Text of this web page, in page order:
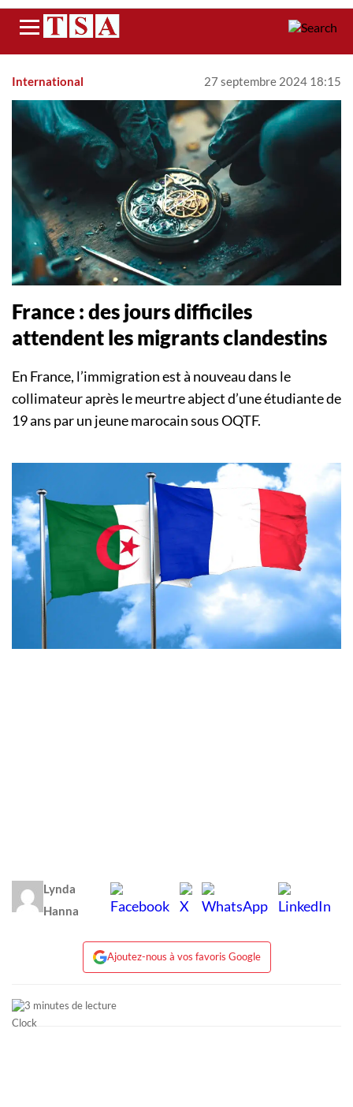
Menu
International 27 septembre 2024 18:15
France : des jours difficiles
attendent les migrants clandestins
En France, l’immigration est à nouveau dans le
collimateur après le meurtre abject d’une étudiante de
19 ans par un jeune marocain sous OQTF.
Lynda
Hanna
Ajoutez-nous à vos favoris Google
3 minutes de lecture